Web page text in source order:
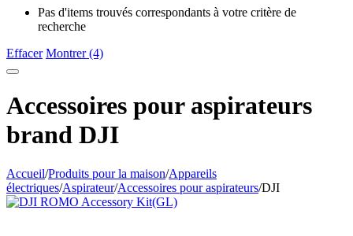
Pas d'items trouvés correspondants à votre critère de
recherche
Effacer Montrer (4)
Accessoires pour aspirateurs
brand DJI
Accueil/Produits pour la maison/Appareils
électriques/Aspirateur/Accessoires pour aspirateurs/DJI